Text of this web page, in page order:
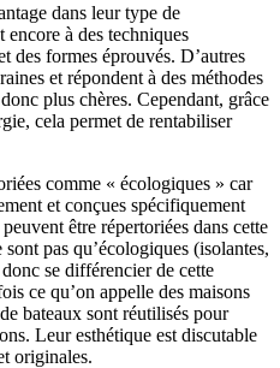
dans leur type de
à des techniques
des formes éprouvés. D’autres
et répondent à des méthodes
plus chères. Cependant, grâce
cela permet de rentabiliser
comme « écologiques » car
et conçues spécifiquement
être répertoriées dans cette
pas qu’écologiques (isolantes,
se différencier de cette
ce qu’on appelle des maisons
bateaux sont réutilisés pour
Leur esthétique est discutable
originales.